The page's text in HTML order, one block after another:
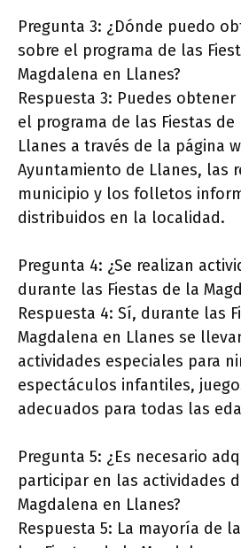
Pregunta 3: ¿Dónde puedo
sobre el programa de las
Magdalena en Llanes?
Respuesta 3: Puedes
el programa de las Fiestas de
Llanes a través de la página
Ayuntamiento de Llanes, las
municipio y los folletos
distribuidos en la localidad.
Pregunta 4: ¿Se realizan
durante las Fiestas de la
Respuesta 4: Sí, durante las
Magdalena en Llanes se
actividades especiales para
espectáculos infantiles,
adecuados para todas las
Pregunta 5: ¿Es necesario
participar en las actividades
Magdalena en Llanes?
Respuesta 5: La mayoría de